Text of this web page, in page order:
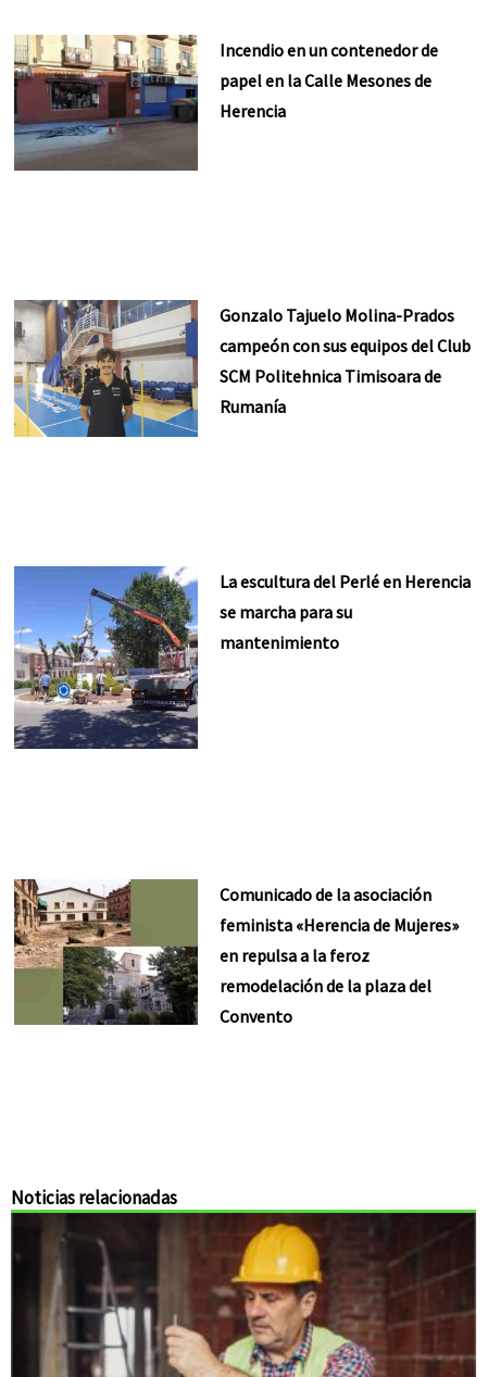
Incendio en un contenedor de
papel en la Calle Mesones de
Herencia
Gonzalo Tajuelo Molina-Prados
campeón con sus equipos del Club
SCM Politehnica Timisoara de
Rumanía
La escultura del Perlé en Herencia
se marcha para su
mantenimiento
Comunicado de la asociación
feminista «Herencia de Mujeres»
en repulsa a la feroz
remodelación de la plaza del
Convento
Noticias relacionadas